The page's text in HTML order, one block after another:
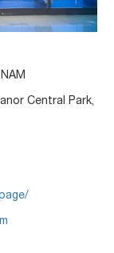
Central Park,